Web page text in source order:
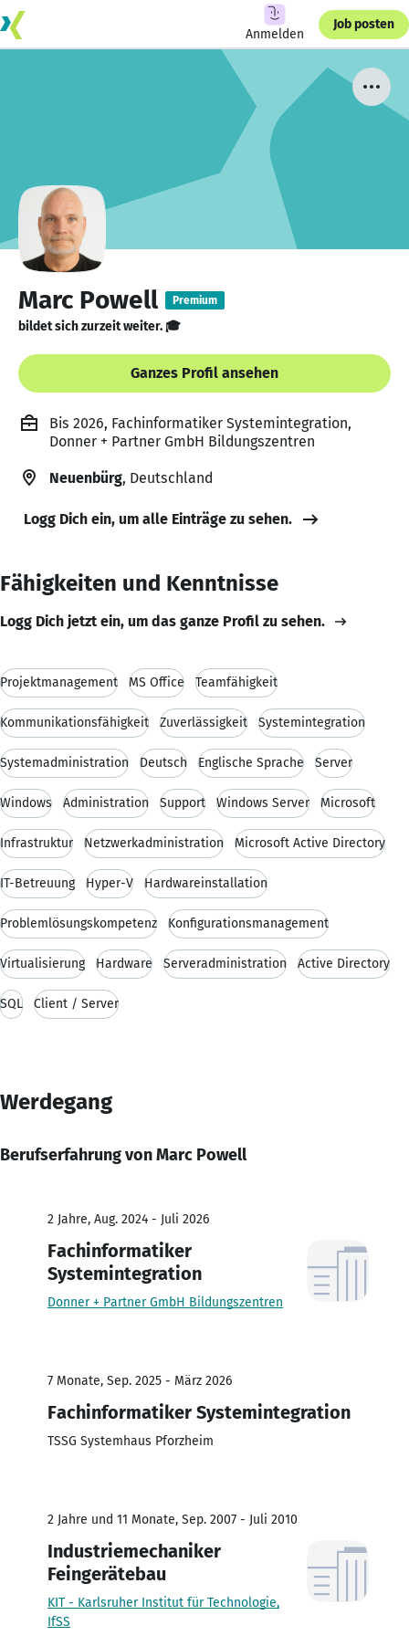
Anmelden
Job posten
Marc Powell Premium
bildet sich zurzeit weiter. 🎓
Ganzes Profil ansehen
Bis 2026, Fachinformatiker Systemintegration,
Donner + Partner GmbH Bildungszentren
Neuenbürg, Deutschland
Logg Dich ein, um alle Einträge zu sehen.
Fähigkeiten und Kenntnisse
Logg Dich jetzt ein, um das ganze Profil zu sehen.
Projektmanagement MS Office Teamfähigkeit
Kommunikationsfähigkeit Zuverlässigkeit Systemintegration
Systemadministration Deutsch Englische Sprache Server
Windows Administration Support Windows Server Microsoft
Infrastruktur Netzwerkadministration Microsoft Active Directory
IT-Betreuung Hyper-V Hardwareinstallation
Problemlösungskompetenz Konfigurationsmanagement
Virtualisierung Hardware Serveradministration Active Directory
SQL Client / Server
Werdegang
Berufserfahrung von Marc Powell
2 Jahre, Aug. 2024 - Juli 2026
Fachinformatiker
Systemintegration
Donner + Partner GmbH Bildungszentren
7 Monate, Sep. 2025 - März 2026
Fachinformatiker Systemintegration
TSSG Systemhaus Pforzheim
2 Jahre und 11 Monate, Sep. 2007 - Juli 2010
Industriemechaniker
Feingerätebau
KIT - Karlsruher Institut für Technologie,
IfSS